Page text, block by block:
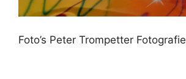
Foto’s Peter Trompetter Fotografie